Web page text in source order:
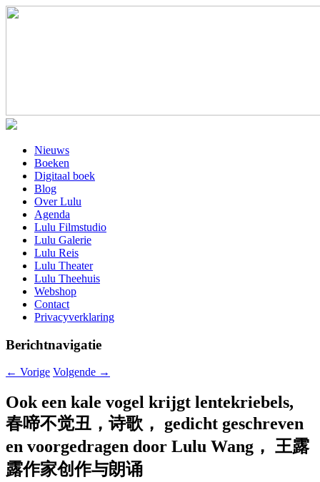
Nieuws
Boeken
Digitaal boek
Blog
Over Lulu
Agenda
Lulu Filmstudio
Lulu Galerie
Lulu Reis
Lulu Theater
Lulu Theehuis
Webshop
Contact
Privacyverklaring
Berichtnavigatie
← Vorige Volgende →
Ook een kale vogel krijgt lentekriebels,
春啼不觉丑，诗歌， gedicht geschreven
en voorgedragen door Lulu Wang， 王露
露作家创作与朗诵